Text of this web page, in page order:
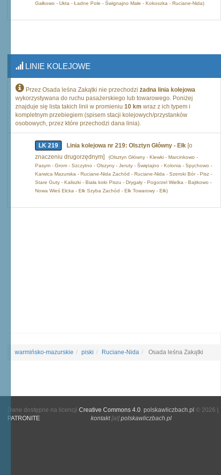
Gałkowo - Ukta - Ładne Pole - Śwignajno Małe - Kokoszka - Ruciane-Nida)
LINIE KOLEJOWE
Przez Osada leśna Zakątki nie przechodzi żadna linia kolejowa
wykorzystywana do ruchu pasażerskiego lub towarowego. Poniżej
znajduje się lista takich linii w promieniu 10 km wraz z ich typem i
kompletnym przebiegiem (spisem stacji kolejowych/przystanków
osobowych, przez które przechodzi dana linia).
LK 219 Linia kolejowa nr 219: Olsztyn Główny - Ełk [o
znaczeniu drugorzędnym]
(Olsztyn Główny - Klewki - Marcinkowo -
Pasym - Grom - Szczytno - Olszyny - Jeruty - Świętajno - Kolonia - Spychowo -
Karwica Mazurska - Ruciane-Nida Zachód - Ruciane-Nida - Szeroki Bór - Pisz -
Stare Guty - Kaliszki - Biała koło Piszu - Drygały - Pogorzel Wielka - Bajtkowo -
Nowa Wieś Ełcka - Ełk Szyba Zachód - Ełk Towarowy - Ełk)
warmińsko-mazurskie piski Ruciane-Nida Osada leśna Zakątki
Dane dostępne na licencji Creative Commons 4.0. polskawliczbach.pl © 2026 |
PATRONITE
kontakt[at]polskawliczbach.pl